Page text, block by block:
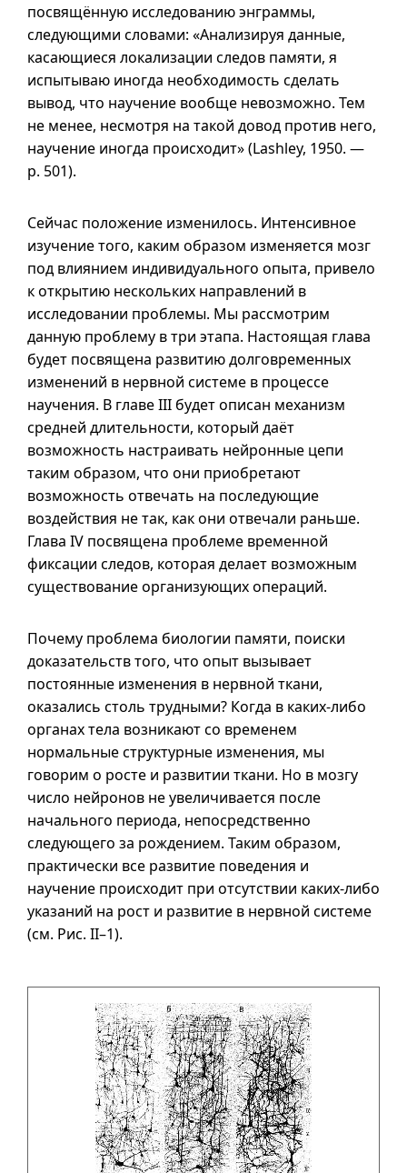
посвящённую исследованию энграммы,
следующими словами: «Анализируя данные,
касающиеся локализации следов памяти, я
испытываю иногда необходимость сделать
вывод, что научение вообще невозможно. Тем
не менее, несмотря на такой довод против него,
научение иногда происходит» (Lashley, 1950. —
p. 501).
Сейчас положение изменилось. Интенсивное
изучение того, каким образом изменяется мозг
под влиянием индивидуального опыта, привело
к открытию нескольких направлений в
исследовании проблемы. Мы рассмотрим
данную проблему в три этапа. Настоящая глава
будет посвящена развитию долговременных
изменений в нервной системе в процессе
научения. В главе III будет описан механизм
средней длительности, который даёт
возможность настраивать нейронные цепи
таким образом, что они приобретают
возможность отвечать на последующие
воздействия не так, как они отвечали раньше.
Глава IV посвящена проблеме временной
фиксации следов, которая делает возможным
существование организующих операций.
Почему проблема биологии памяти, поиски
доказательств того, что опыт вызывает
постоянные изменения в нервной ткани,
оказались столь трудными? Когда в каких-либо
органах тела возникают со временем
нормальные структурные изменения, мы
говорим о росте и развитии ткани. Но в мозгу
число нейронов не увеличивается после
начального периода, непосредственно
следующего за рождением. Таким образом,
практически все развитие поведения и
научение происходит при отсутствии каких-либо
указаний на рост и развитие в нервной системе
(см. Pис. II–1).